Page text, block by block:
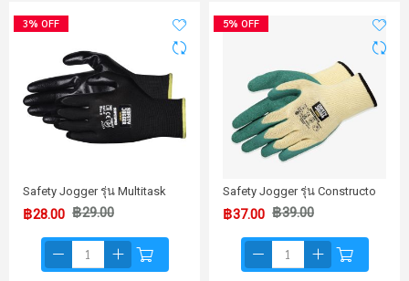
3% OFF
Safety Jogger รุ่น Multitask
฿28.00 ฿29.00
5% OFF
Safety Jogger รุ่น Constructo
฿37.00 ฿39.00